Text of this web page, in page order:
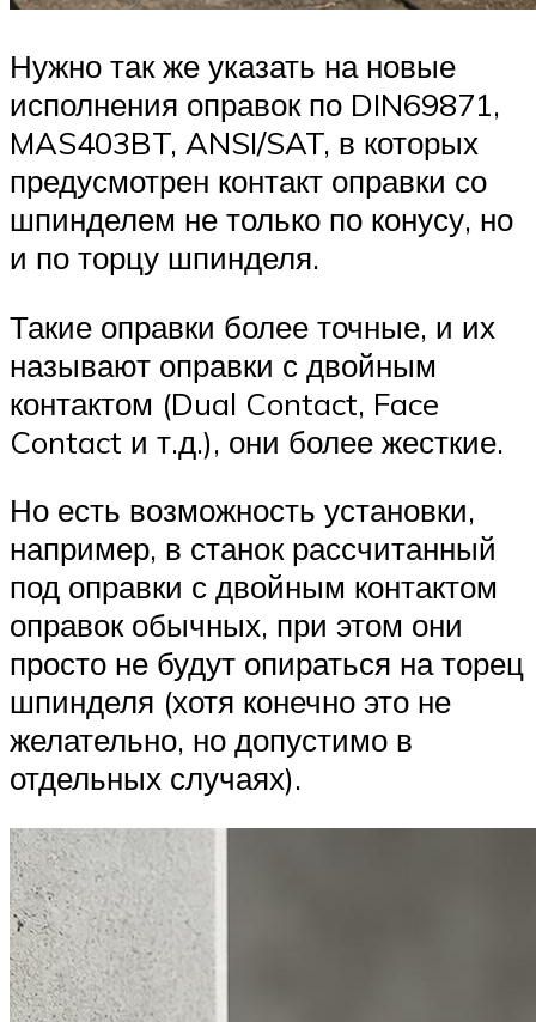
Нужно так же указать на новые
исполнения оправок по DIN69871,
MAS403BT, ANSI/SAT, в которых
предусмотрен контакт оправки со
шпинделем не только по конусу, но
и по торцу шпинделя.
Такие оправки более точные, и их
называют оправки с двойным
контактом (Dual Contact, Face
Contact и т.д.), они более жесткие.
Но есть возможность установки,
например, в станок рассчитанный
под оправки с двойным контактом
оправок обычных, при этом они
просто не будут опираться на торец
шпинделя (хотя конечно это не
желательно, но допустимо в
отдельных случаях).